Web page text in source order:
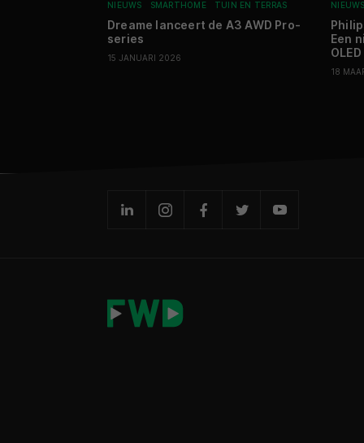
NIEUWS SMARTHOME TUIN EN TERRAS
Dreame lanceert de A3 AWD Pro-
series
15 JANUARI 2026
NIEUWS
Een
OLED
18